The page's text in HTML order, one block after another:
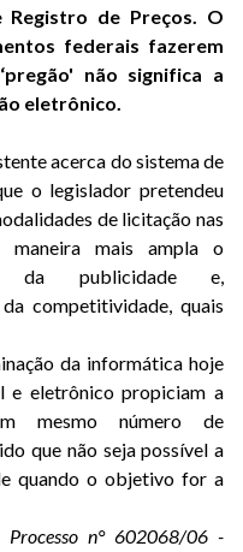
Registro de Preços. O
federais fazerem
não significa a
eletrônico.
acerca do sistema de
o legislador pretendeu
de licitação nas
maneira mais ampla o
da publicidade e,
competitividade, quais
da informática hoje
e eletrônico propiciam a
mesmo número de
que não seja possível a
quando o objetivo for a
n° 602068/06 -